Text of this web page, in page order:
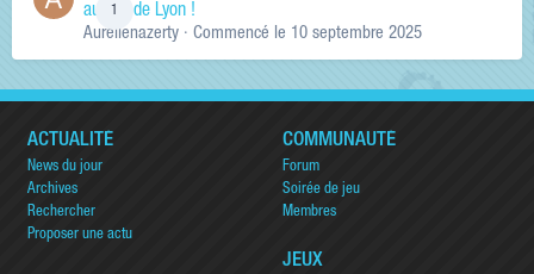
au sud de Lyon !
Aurelienazerty · Commencé le 10 septembre 2025
ACTUALITÉ
News du jour
Archives
Rechercher
Proposer une actu
COMMUNAUTÉ
Forum
Soirée de jeu
Membres
JEUX